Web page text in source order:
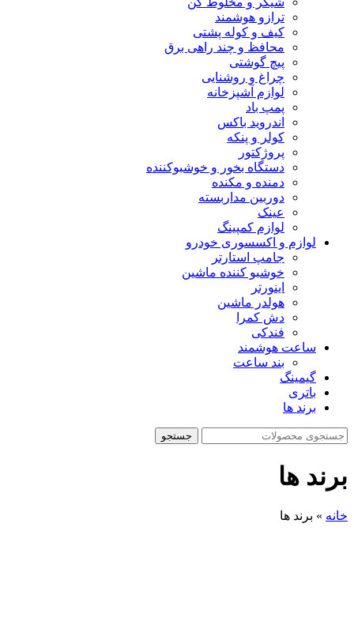
ترازو هوشمند
کیف و کوله پشتی
محافظ و چند راهی برق
پیچ گوشتی
چراغ و روشنایی
لوازم آشپزخانه
پمپ باد
اندروید باکس
کولر و پنکه
پروژکتور
دستگاه بخور و خوشبوکننده
دمنده و مکنده
دوربین مداربسته
عینک
لوازم کمپینگ
لوازم و اکسسوری خودرو
جامپ استارتر
خوشبو کننده ماشین
اینورتر
هولدر ماشین
دش کمرا
فندکی
ساعت هوشمند
بند ساعت
گیمینگ
باتری
برند ها
جستجو
برند ها
خانه » برند ها